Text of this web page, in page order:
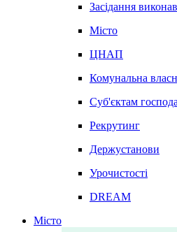
Засідання
Місто
ЦНАП
Комунальна
Суб'єктам
Рекрутинг
Держустанови
Урочистості
DREAM
Місто